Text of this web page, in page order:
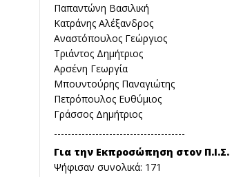
Παπαντώνη Βασιλική
Κατράνης Αλέξανδρος
Αναστόπουλος Γεώργιος
Τριάντος Δημήτριος
Αρσένη Γεωργία
Μπουντούρης Παναγιώτης
Πετρόπουλος Ευθύμιος
Γράσσος Δημήτριος
--------------------------------------
Για την Εκπροσώπηση στον Π.Ι.Σ.
Ψήφισαν συνολικά: 171